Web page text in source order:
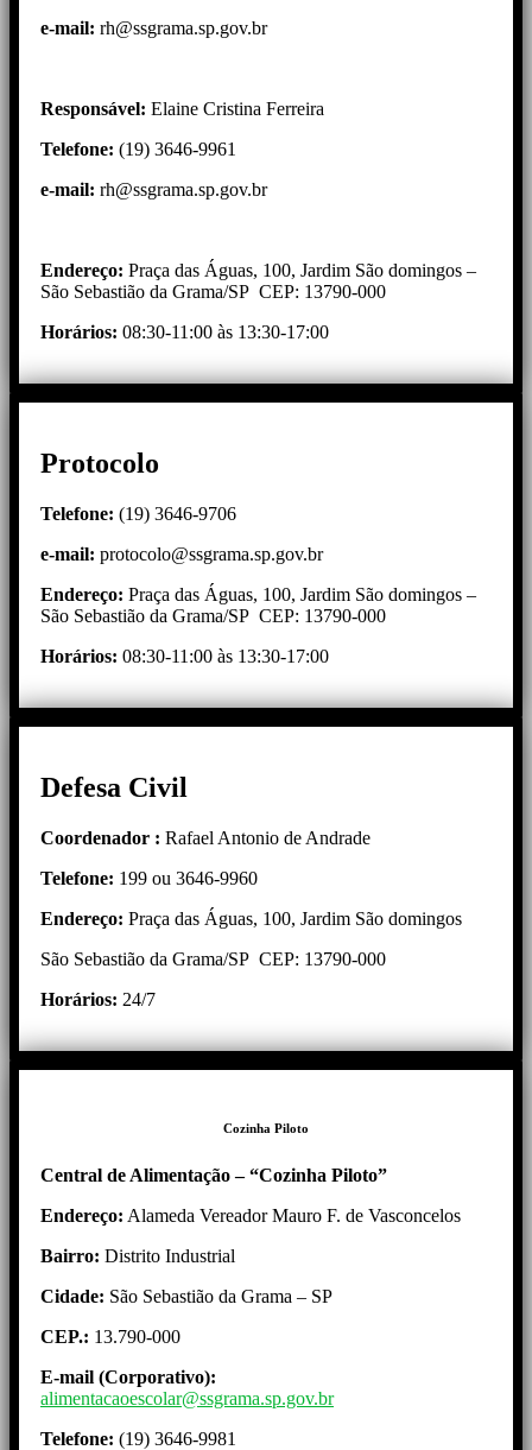
e-mail: rh@ssgrama.sp.gov.br
Responsável: Elaine Cristina Ferreira
Telefone: (19) 3646-9961
e-mail: rh@ssgrama.sp.gov.br
Endereço: Praça das Águas, 100, Jardim São domingos –
São Sebastião da Grama/SP CEP: 13790-000
Horários: 08:30-11:00 às 13:30-17:00
Protocolo
Telefone: (19) 3646-9706
e-mail: protocolo@ssgrama.sp.gov.br
Endereço: Praça das Águas, 100, Jardim São domingos –
São Sebastião da Grama/SP CEP: 13790-000
Horários: 08:30-11:00 às 13:30-17:00
Defesa Civil
Coordenador : Rafael Antonio de Andrade
Telefone: 199 ou 3646-9960
Endereço: Praça das Águas, 100, Jardim São domingos
São Sebastião da Grama/SP CEP: 13790-000
Horários: 24/7
Cozinha Piloto
Central de Alimentação – “Cozinha Piloto”
Endereço: Alameda Vereador Mauro F. de Vasconcelos
Bairro: Distrito Industrial
Cidade: São Sebastião da Grama – SP
CEP.: 13.790-000
E-mail (Corporativo):
alimentacaoescolar@ssgrama.sp.gov.br
Telefone: (19) 3646-9981